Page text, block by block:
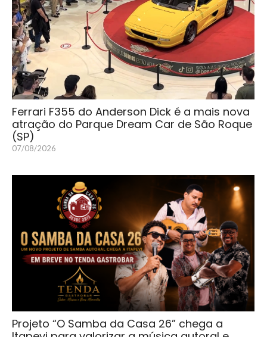
Ferrari F355 do Anderson Dick é a mais nova
atração do Parque Dream Car de São Roque
(SP)
07/08/2026
Projeto “O Samba da Casa 26” chega a